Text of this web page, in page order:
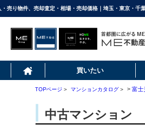
買いたい
TOPページ > マンションカタログ > > 富士
中古マンション